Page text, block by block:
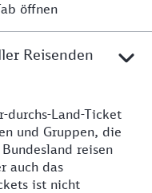
öffnen
Reisenden
durchs-Land-Ticket
und Gruppen, die
reisen
auch das
ist nicht